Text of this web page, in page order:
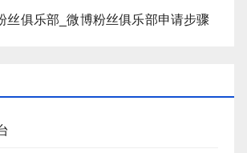
丝俱乐部_微博粉丝俱乐部申请步骤